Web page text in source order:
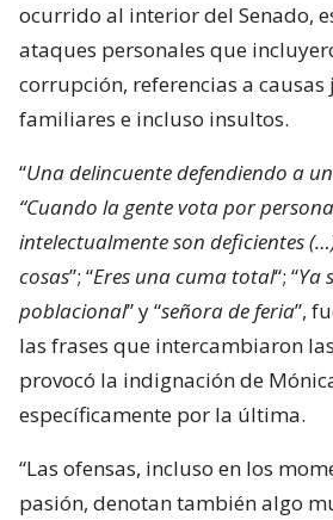
ocurrido al interior del Senado,
ataques personales que
corrupción, referencias a causas
familiares e incluso insultos.
“Una delincuente defendiendo a
“Cuando la gente vota por
intelectualmente son deficientes
cosas”; “Eres una cuma total“; “Ya
poblacional” y “señora de feria”,
las frases que intercambiaron
provocó la indignación de
específicamente por la última.
“Las ofensas, incluso en los
pasión, denotan también algo